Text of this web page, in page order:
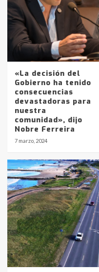
«La decisión del
Gobierno ha tenido
consecuencias
devastadoras para
nuestra
comunidad», dijo
Nobre Ferreira
7 marzo, 2024
3
en la
4
Accidente
joven de
Los
La Pampa,
entre 857